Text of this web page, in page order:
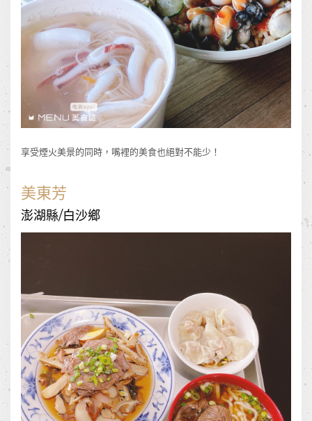
享受煙火美景的同時，嘴裡的美食也絕對不能少！
美東芳
澎湖縣/白沙鄉